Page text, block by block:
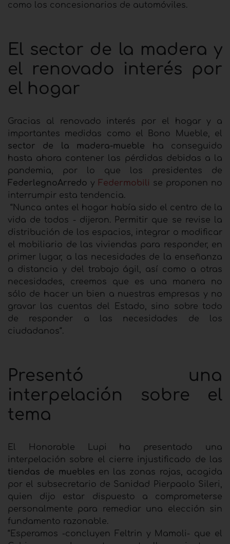
como los concesionarios de automóviles.
El sector de la madera y
el renovado interés por
el hogar
Gracias al renovado interés por el hogar y a
importantes medidas como el Bono Mueble, el
sector de la madera-mueble ha conseguido
hasta ahora contener las pérdidas debidas a la
pandemia, por lo que los presidentes de
FederlegnoArredo y Federmobili se proponen no
interrumpir esta tendencia.
“Nunca antes el hogar había sido el centro de la
vida de todos - dijeron. Permitir que se revise la
distribución de los espacios, integrar o modificar
el mobiliario de las viviendas para responder, en
primer lugar, a las necesidades de la enseñanza
a distancia y del trabajo ágil, así como a otras
necesidades, creemos que es una manera no
sólo de hacer un bien a nuestras empresas y no
gravar las cuentas del Estado, sino sobre todo
de responder a las necesidades de los
ciudadanos“.
Presentó una
interpelación sobre el
tema
El Honorable Lupi ha presentado una
interpelación sobre el cierre injustificado de las
tiendas de muebles en las zonas rojas, acogida
por el subsecretario de Sanidad Pierpaolo Sileri,
quien dijo estar dispuesto a comprometerse
personalmente para remediar una elección sin
fundamento razonable.
“Esperamos -concluyen Feltrin y Mamoli- que el